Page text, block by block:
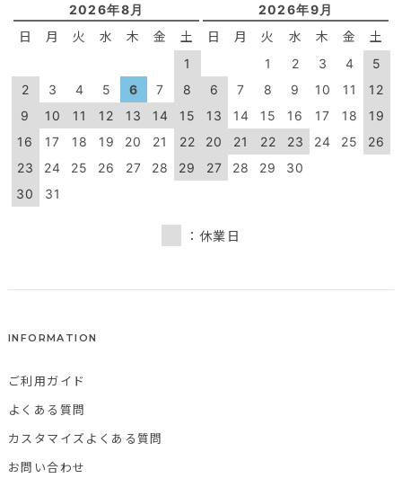
2026年8月
日 月 火 水 木 金 土
1
2
3 4 5 6 7
8
9
10 11 12 13 14
15
16
17 18 19 20 21
22
23
24 25 26 27 28
29
30
31
2026年9月
日 月 火 水 木 金 土
1 2 3 4
5
6
7 8 9 10 11
12
13
14 15 16 17 18
19
20
21 22 23 24 25
26
27
28 29 30
：休業日
INFORMATION
ご利用ガイド
よくある質問
カスタマイズよくある質問
お問い合わせ